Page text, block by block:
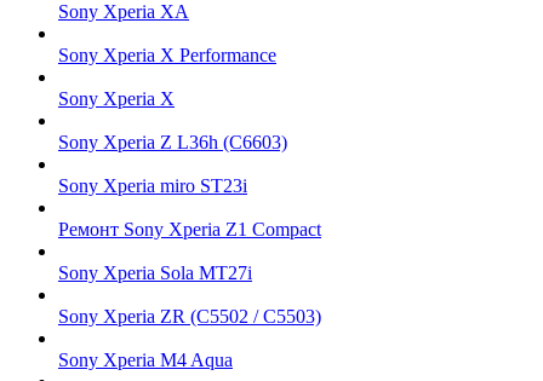
Sony Xperia XA
Sony Xperia X Performance
Sony Xperia X
Sony Xperia Z L36h (C6603)
Sony Xperia miro ST23i
Ремонт Sony Xperia Z1 Compact
Sony Xperia Sola MT27i
Sony Xperia ZR (С5502 / C5503)
Sony Xperia M4 Aqua